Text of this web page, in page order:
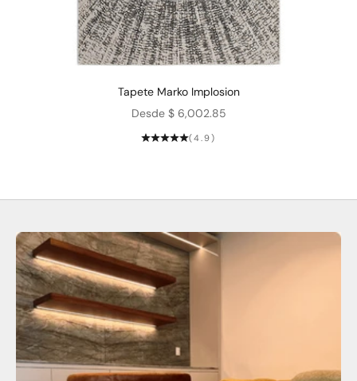
Tapete Marko Implosion
Precio de oferta
Desde $ 6,002.85
(4.9)